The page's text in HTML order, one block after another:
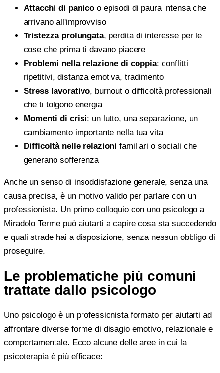
Attacchi di panico o episodi di paura intensa che
arrivano all'improvviso
Tristezza prolungata, perdita di interesse per le
cose che prima ti davano piacere
Problemi nella relazione di coppia: conflitti
ripetitivi, distanza emotiva, tradimento
Stress lavorativo, burnout o difficoltà professionali
che ti tolgono energia
Momenti di crisi: un lutto, una separazione, un
cambiamento importante nella tua vita
Difficoltà nelle relazioni familiari o sociali che
generano sofferenza
Anche un senso di insoddisfazione generale, senza una
causa precisa, è un motivo valido per parlare con un
professionista. Un primo colloquio con uno psicologo a
Miradolo Terme può aiutarti a capire cosa sta succedendo
e quali strade hai a disposizione, senza nessun obbligo di
proseguire.
Le problematiche più comuni
trattate dallo psicologo
Uno psicologo è un professionista formato per aiutarti ad
affrontare diverse forme di disagio emotivo, relazionale e
comportamentale. Ecco alcune delle aree in cui la
psicoterapia è più efficace: